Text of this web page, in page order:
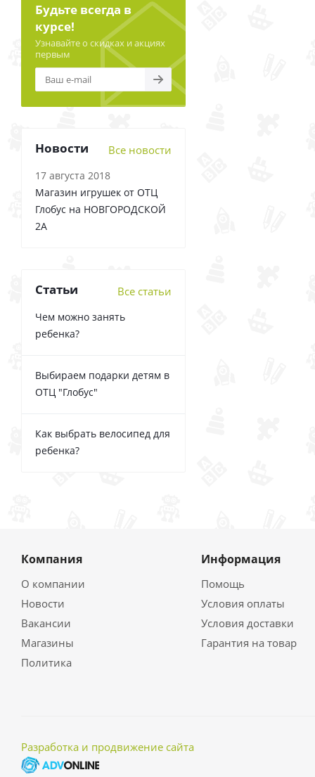
Будьте всегда в
курсе!
Узнавайте о скидках и акциях
первым
Новости Все новости
17 августа 2018
Магазин игрушек от ОТЦ
Глобус на НОВГОРОДСКОЙ
2А
Статьи Все статьи
Чем можно занять
ребенка?
Выбираем подарки детям в
ОТЦ "Глобус"
Как выбрать велосипед для
ребенка?
Компания
О компании
Новости
Вакансии
Магазины
Политика
Информация
Помощь
Условия оплаты
Условия доставки
Гарантия на товар
Разработка и продвижение сайта